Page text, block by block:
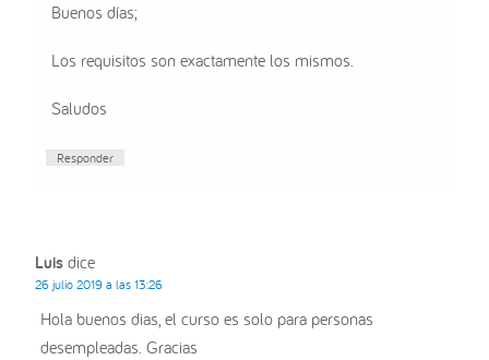
Buenos días;
Los requisitos son exactamente los mismos.
Saludos
Responder
Luis dice
26 julio 2019 a las 13:26
Hola buenos dias, el curso es solo para personas
desempleadas. Gracias